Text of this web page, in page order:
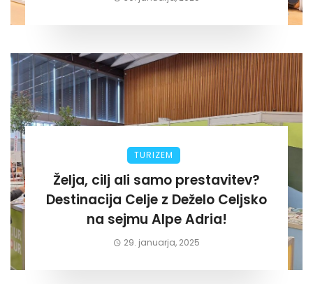
TURIZEM
Želja, cilj ali samo prestavitev?
Destinacija Celje z Deželo Celjsko
na sejmu Alpe Adria!
29. januarja, 2025